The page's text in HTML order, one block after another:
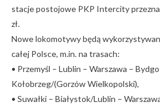
stacje postojowe PKP Intercity
zł.
Nowe lokomotywy będą
całej Polsce, m.in. na trasach:
• Przemyśl – Lublin – Warszawa –
Kołobrzeg/(Gorzów Wielkopolski),
• Suwałki – Białystok/Lublin –